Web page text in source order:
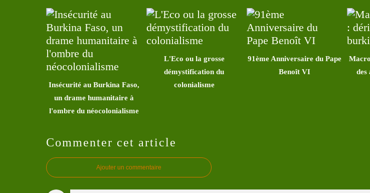
Insécurité au Burkina Faso,
un drame humanitaire à
l'ombre du néocolonialisme
L'Eco ou la grosse
démystification du
colonialisme
91ème Anniversaire du Pape
Benoît VI
des
Commenter cet article
Ajouter un commentaire